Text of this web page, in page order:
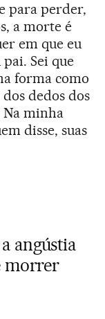
para perder,
a morte é
em que eu
Sei que
forma como
dedos dos
Na minha
disse, suas
angústia
morrer